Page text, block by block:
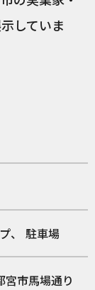
していま
駐車場
宮市馬場通り